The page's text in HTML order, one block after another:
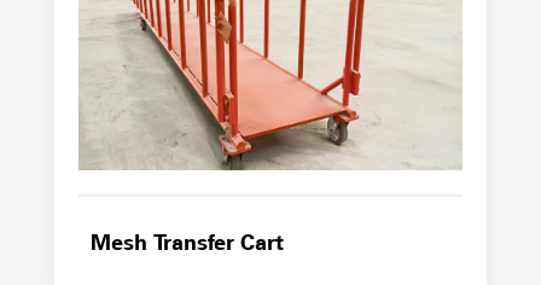
Mesh Transfer Cart